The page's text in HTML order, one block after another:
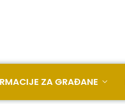
ZA GRAĐANE